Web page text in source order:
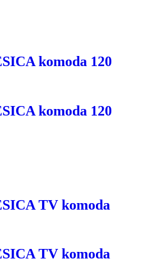
komoda 120
komoda 120
TV komoda
TV komoda